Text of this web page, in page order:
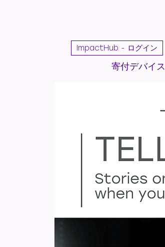
ImpactHub - ログイン
寄付デバイス